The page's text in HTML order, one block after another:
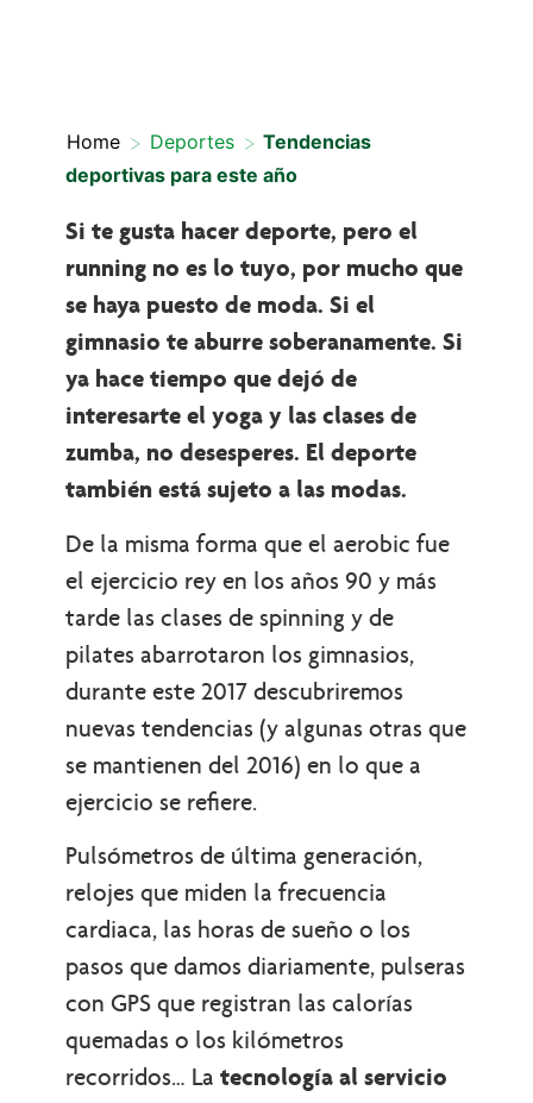
Home > Deportes > Tendencias
deportivas para este año
Si te gusta hacer deporte, pero el
running no es lo tuyo, por mucho que
se haya puesto de moda. Si el
gimnasio te aburre soberanamente. Si
ya hace tiempo que dejó de
interesarte el yoga y las clases de
zumba, no desesperes. El deporte
también está sujeto a las modas.
De la misma forma que el aerobic fue
el ejercicio rey en los años 90 y más
tarde las clases de spinning y de
pilates abarrotaron los gimnasios,
durante este 2017 descubriremos
nuevas tendencias (y algunas otras que
se mantienen del 2016) en lo que a
ejercicio se refiere.
Pulsómetros de última generación,
relojes que miden la frecuencia
cardiaca, las horas de sueño o los
pasos que damos diariamente, pulseras
con GPS que registran las calorías
quemadas o los kilómetros
recorridos… La tecnología al servicio